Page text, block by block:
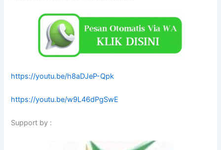
https://youtu.be/h8aDJeP-Qpk
https://youtu.be/w9L46dPgSwE
Support by :